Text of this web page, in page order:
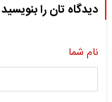
دیدگاه تان را بنویسید
نام شما